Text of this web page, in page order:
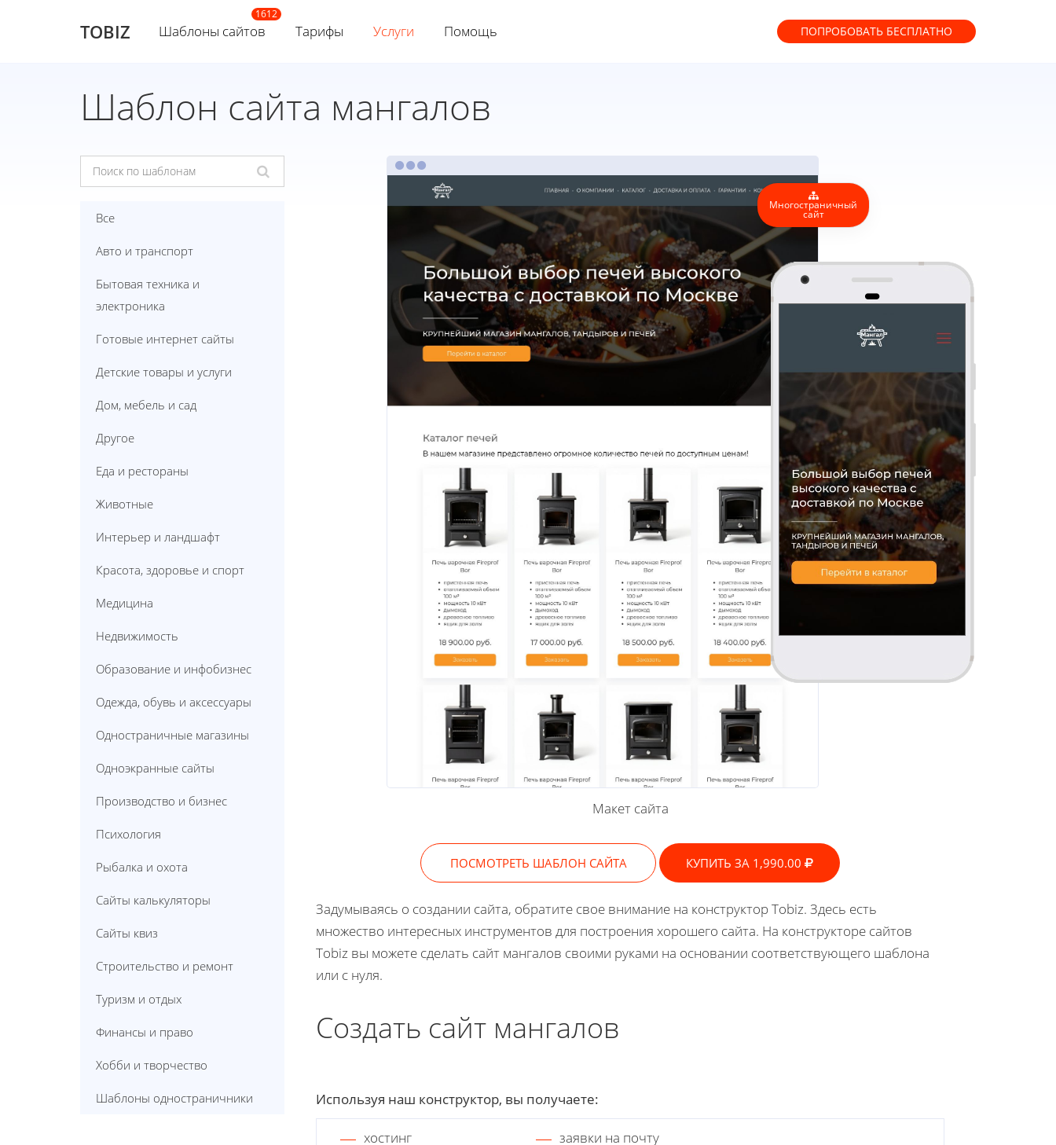
TOBIZ Шаблоны сайтов Тарифы Услуги Помощь ПОПРОБОВАТЬ БЕСПЛАТНО
Шаблон сайта мангалов
Все
Авто и транспорт
Бытовая техника и
электроника
Готовые интернет сайты
Детские товары и услуги
Дом, мебель и сад
Другое
Еда и рестораны
Животные
Интерьер и ландшафт
Красота, здоровье и спорт
Медицина
Недвижимость
Образование и инфобизнес
Одежда, обувь и аксессуары
Одностраничные магазины
Одноэкранные сайты
Производство и бизнес
Психология
Рыбалка и охота
Сайты калькуляторы
Сайты квиз
Строительство и ремонт
Туризм и отдых
Финансы и право
Хобби и творчество
Шаблоны одностраничники
Многостраничный
сайт
Макет сайта
ПОСМОТРЕТЬ ШАБЛОН САЙТА КУПИТЬ ЗА 1,990.00
Задумываясь о создании сайта, обратите свое внимание на конструктор Tobiz. Здесь есть
множество интересных инструментов для построения хорошего сайта. На конструкторе сайтов
Tobiz вы можете сделать сайт мангалов своими руками на основании соответствующего шаблона
или с нуля.
Создать сайт мангалов
Используя наш конструктор, вы получаете:
хостинг
заявки на почту